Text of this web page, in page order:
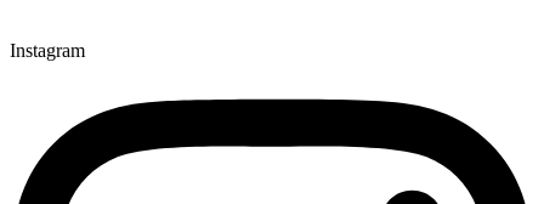
Instagram